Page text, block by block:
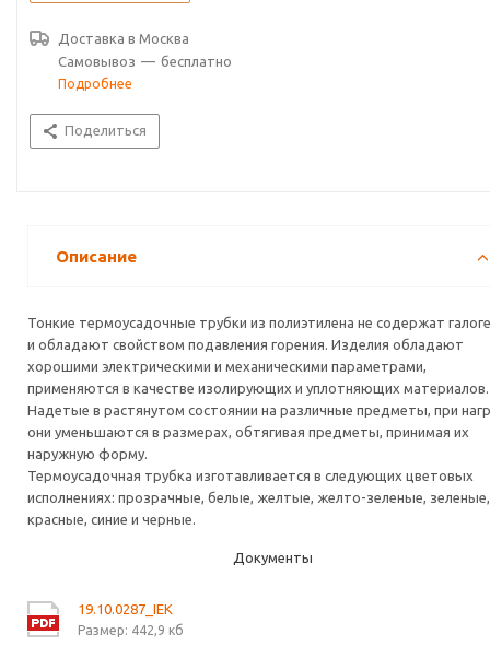
Доставка в Москва
Самовывоз — бесплатно
Подробнее
Поделиться
Описание
Тонкие термоусадочные трубки из полиэтилена не содержат
и обладают свойством подавления горения. Изделия обладают
хорошими электрическими и механическими параметрами,
применяются в качестве изолирующих и уплотняющих материалов.
Надетые в растянутом состоянии на различные предметы, при
они уменьшаются в размерах, обтягивая предметы, принимая их
наружную форму.
Термоусадочная трубка изготавливается в следующих цветовых
исполнениях: прозрачные, белые, желтые, желто-зеленые, зеленые,
красные, синие и черные.
Документы
19.10.0287_IEK
Размер: 442,9 кб